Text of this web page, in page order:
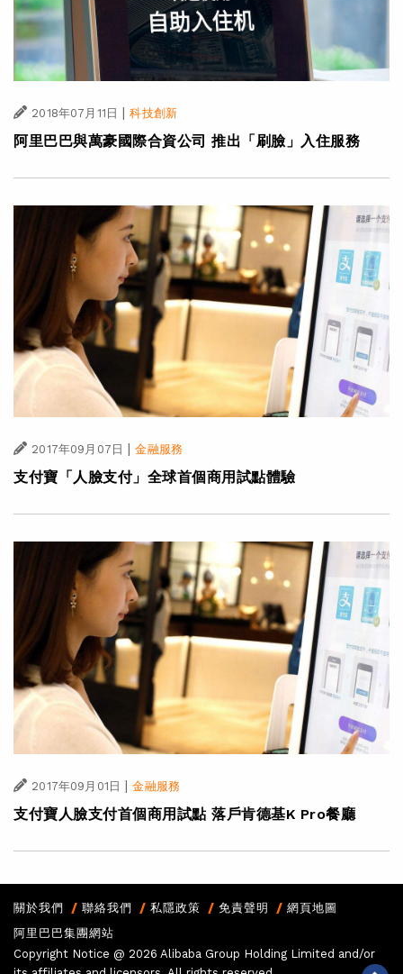
2018年07月11日 | 科技創新
阿里巴巴與萬豪國際合資公司 推出「刷臉」入住服務
2017年09月07日 金融服務
支付寶「人臉支付」全球首個商用試點體驗
2017年09月01日 | 金融服務
支付寶人臉支付首個商用試點 落戶肯德基K Pro餐廳
關於我們 聯絡我們 私隱政策 免責聲明
網頁地圖
阿里巴巴集團網站
Copyright Notice @ 2026 Alibaba Group Holding Limited and/or